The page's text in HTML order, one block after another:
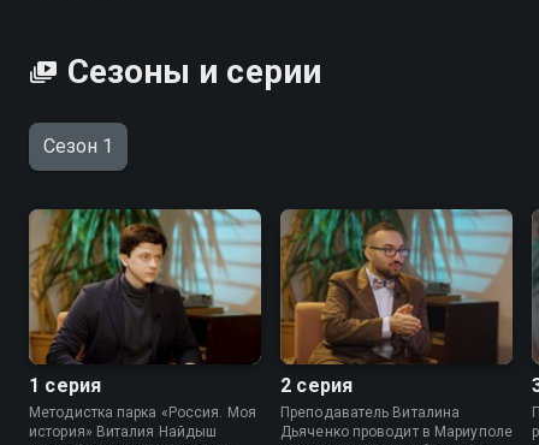
Сезоны и серии
Сезон 1
1 серия
Методистка парка «Россия. Моя
история» Виталия Найдыш
2 серия
Преподаватель Виталина
Дьяченко проводит в Мариуполе